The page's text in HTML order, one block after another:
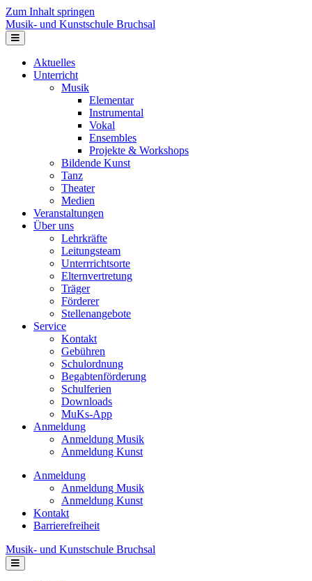
Zum Inhalt springen
Musik- und Kunstschule Bruchsal
Navigation
Aktuelles
Unterricht
Musik
Elementar
Instrumental
Vokal
Ensembles
Projekte & Workshops
Bildende Kunst
Tanz
Theater
Medien
Veranstaltungen
Über uns
Lehrkräfte
Leitungsteam
Unterrrichtsorte
Elternvertretung
Träger
Förderer
Stellenangebote
Service
Kontakt
Gebühren
Schulordnung
Begabtenförderung
Schulferien
Downloads
MuKs-App
Anmeldung
Anmeldung Musik
Anmeldung Kunst
Anmeldung
Anmeldung Musik
Anmeldung Kunst
Kontakt
Barrierefreiheit
Musik- und Kunstschule Bruchsal
Navigation